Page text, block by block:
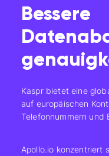
Bessere
Kaspr bietet eine
auf europäischen
Telefonnummern und
Apollo.io konzentriert